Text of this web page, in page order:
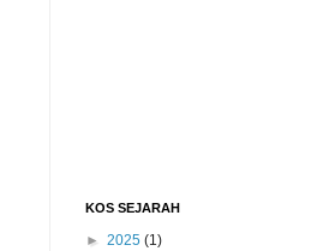
KOS SEJARAH
► 2025 (1)